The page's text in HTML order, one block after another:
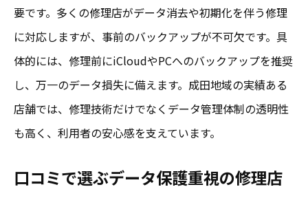
要です。多くの修理店がデータ消去や初期化を伴う修理
に対応しますが、事前のバックアップが不可欠です。具
体的には、修理前にiCloudやPCへのバックアップを推奨
し、万一のデータ損失に備えます。成田地域の実績ある
店舗では、修理技術だけでなくデータ管理体制の透明性
も高く、利用者の安心感を支えています。
口コミで選ぶデータ保護重視の修理店